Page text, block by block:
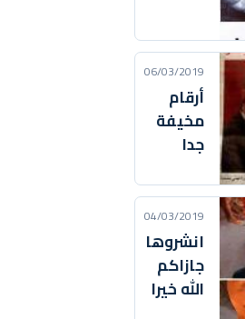
06/03/2019
أرقام
مخيفة
جدا
04/03/2019
انشروها
جازاكم
الله خيرا